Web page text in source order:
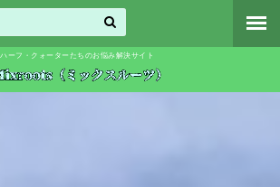
ハーフ・クォーターたちのお悩み解決サイト